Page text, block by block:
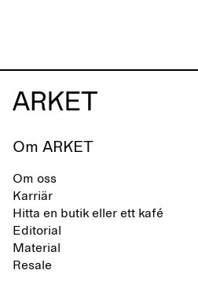
Om ARKET
Om oss
Karriär
Hitta en butik eller ett kafé
Editorial
Material
Resale